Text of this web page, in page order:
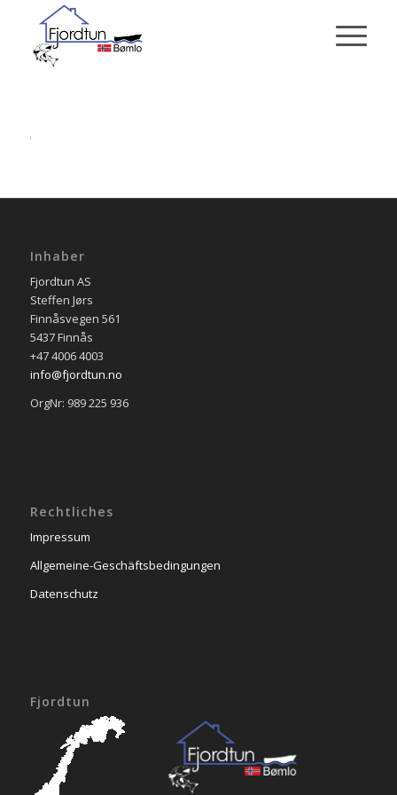
Inhaber
Fjordtun AS
Steffen Jørs
Finnåsvegen 561
5437 Finnås
+47 4006 4003
info@fjordtun.no
OrgNr: 989 225 936
Rechtliches
Impressum
Allgemeine-Geschäftsbedingungen
Datenschutz
Fjordtun